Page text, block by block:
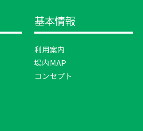
基本情報
利用案内
場内MAP
コンセプト